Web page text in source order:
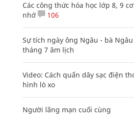
Các công thức hóa học lớp 8, 9
nhớ
106
Sự tích ngày ông Ngâu - bà
tháng 7 âm lịch
Video: Cách quấn dây sạc điện
hình lò xo
Người lãng mạn cuối cùng